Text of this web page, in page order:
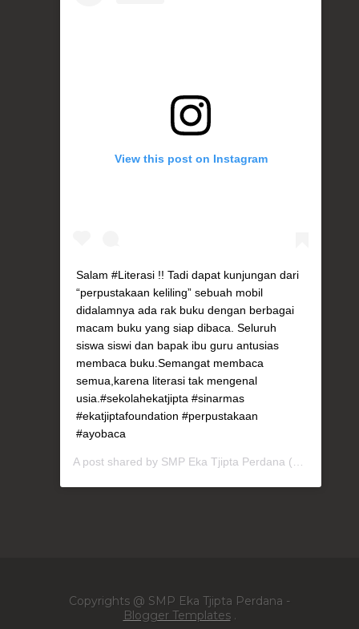
View this post on Instagram
Salam #Literasi !! Tadi dapat kunjungan dari
“perpustakaan keliling” sebuah mobil
didalamnya ada rak buku dengan berbagai
macam buku yang siap dibaca. Seluruh
siswa siswi dan bapak ibu guru antusias
membaca buku.Semangat membaca
semua,karena literasi tak mengenal
usia.#sekolahekatjipta #sinarmas
#ekatjiptafoundation #perpustakaan
#ayobaca
A post shared by SMP Eka Tjipta Perdana (@smpetperdana) on
Copyrights @ SMP Eka Tjipta Perdana -
Blogger Templates .